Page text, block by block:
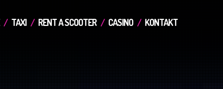
TAXI RENT A SCOOTER CASINO KONTAKT